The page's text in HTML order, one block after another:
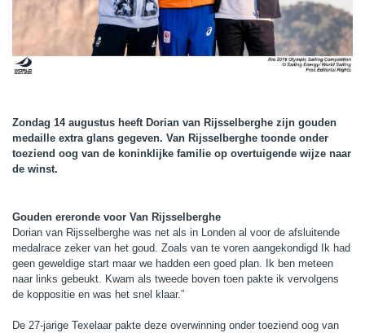
Zondag 14 augustus heeft Dorian van Rijsselberghe zijn gouden
medaille extra glans gegeven. Van Rijsselberghe toonde onder
toeziend oog van de koninklijke familie op overtuigende wijze naar
de winst.
Gouden ereronde voor Van Rijsselberghe
Dorian van Rijsselberghe was net als in Londen al voor de afsluitende
medalrace zeker van het goud. Zoals van te voren aangekondigd Ik had
geen geweldige start maar we hadden een goed plan. Ik ben meteen
naar links gebeukt. Kwam als tweede boven toen pakte ik vervolgens
de koppositie en was het snel klaar.”
De 27-jarige Texelaar pakte deze overwinning onder toeziend oog van